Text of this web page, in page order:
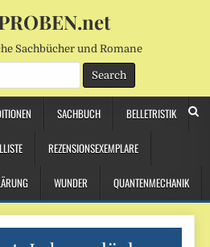
Sachbücher und Romane
SACHBUCH BELLETRISTIK
REZENSIONSEXEMPLARE
WUNDER QUANTENMECHANIK